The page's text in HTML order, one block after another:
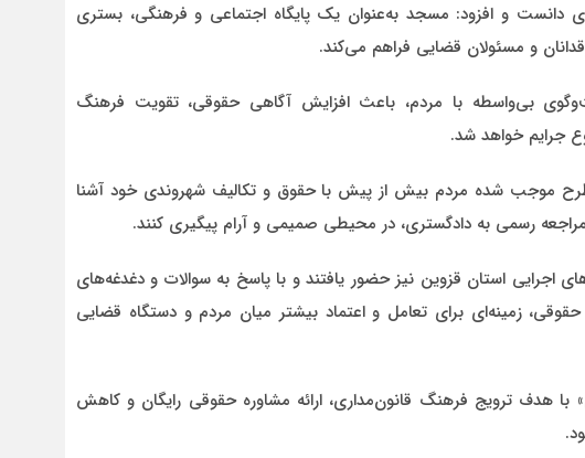
و افزود: مسجد به‌عنوان یک پایگاه اجتماعی و فرهنگی، بستری
و مسئولان قضایی فراهم می‌کند.
بی‌واسطه با مردم، باعث افزایش آگاهی حقوقی، تقویت فرهنگ
جرایم خواهد شد.
موجب شده مردم بیش از پیش با حقوق و تکالیف شهروندی خود آشنا
رسمی به دادگستری، در محیطی صمیمی و آرام پیگیری کنند.
اجرایی استان قزوین نیز حضور یافتند و با پاسخ به سوالات و دغدغه‌های
زمینه‌ای برای تعامل و اعتماد بیشتر میان مردم و دستگاه قضایی
هدف ترویج فرهنگ قانون‌مداری، ارائه مشاوره حقوقی رایگان و کاهش